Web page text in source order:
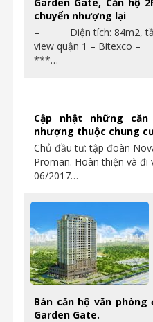
chuyển nhượng lại
– Diện tích: 84m2,
view quận 1 – Bitexco
***…
Cập nhật những căn
nhượng thuộc chung cư
Chủ đầu tư: tập đoàn
Proman. Hoàn thiện và
06/2017…
Bán căn hộ văn
Garden Gate.